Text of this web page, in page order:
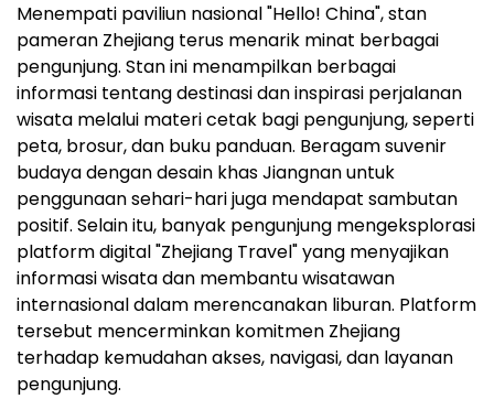
Menempati paviliun nasional "Hello! China", stan
pameran Zhejiang terus menarik minat berbagai
pengunjung. Stan ini menampilkan berbagai
informasi tentang destinasi dan inspirasi perjalanan
wisata melalui materi cetak bagi pengunjung, seperti
peta, brosur, dan buku panduan. Beragam suvenir
budaya dengan desain khas Jiangnan untuk
penggunaan sehari-hari juga mendapat sambutan
positif. Selain itu, banyak pengunjung mengeksplorasi
platform digital "Zhejiang Travel" yang menyajikan
informasi wisata dan membantu wisatawan
internasional dalam merencanakan liburan. Platform
tersebut mencerminkan komitmen Zhejiang
terhadap kemudahan akses, navigasi, dan layanan
pengunjung.